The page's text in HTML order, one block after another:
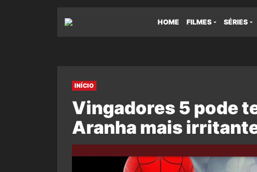
HOME FILMES SÉRIES
INÍCIO
Vingadores 5 pode
Aranha mais